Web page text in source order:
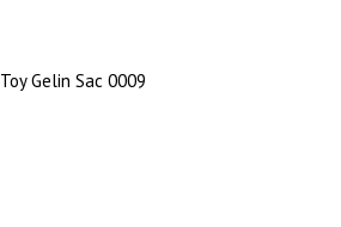
Toy Gelin Sac 0009